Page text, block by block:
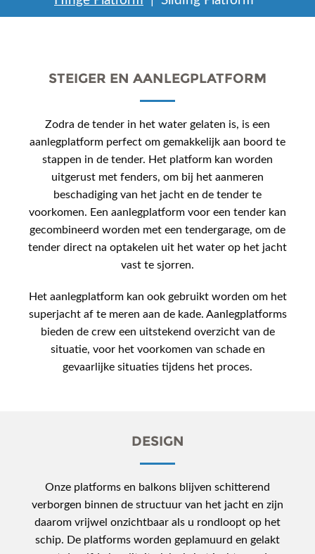
STEIGER EN AANLEGPLATFORM
Zodra de tender in het water gelaten is, is een
aanlegplatform perfect om gemakkelijk aan boord te
stappen in de tender. Het platform kan worden
uitgerust met fenders, om bij het aanmeren
beschadiging van het jacht en de tender te
voorkomen. Een aanlegplatform voor een tender kan
gecombineerd worden met een tendergarage, om de
tender direct na optakelen uit het water op het jacht
vast te sjorren.
Het aanlegplatform kan ook gebruikt worden om het
superjacht af te meren aan de kade. Aanlegplatforms
bieden de crew een uitstekend overzicht van de
situatie, voor het voorkomen van schade en
gevaarlijke situaties tijdens het proces.
DESIGN
Onze platforms en balkons blijven schitterend
verborgen binnen de structuur van het jacht en zijn
daarom vrijwel onzichtbaar als u rondloopt op het
schip. De platforms worden geplamuurd en gelakt